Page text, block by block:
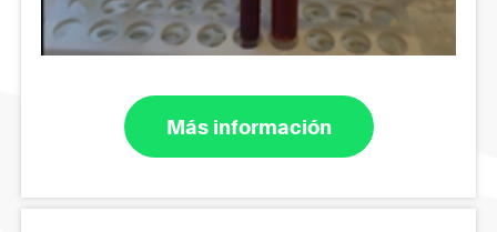
Más información